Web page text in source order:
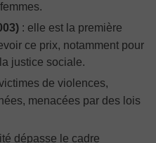
: elle est la première
ce prix, notamment pour
justice sociale.
de violences,
menacées par des lois
dépasse le cadre